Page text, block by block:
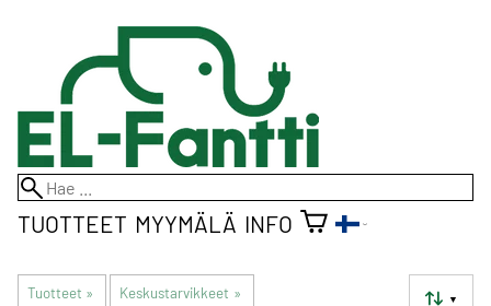
TUOTTEET MYYMÄLÄ INFO
Tuotteet ‪» Keskustarvikkeet ‪» ▼